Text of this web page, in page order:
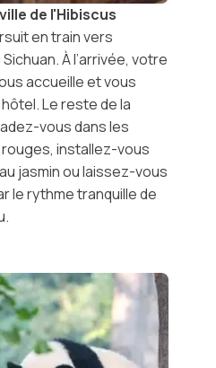
de l'Hibiscus
entrain vers
Sichuan. À l’arrivée, votre
accueille et vous
Le reste de la
vous dans les
installez-vous
jasmin ou laissez-vous
le rythme tranquille de